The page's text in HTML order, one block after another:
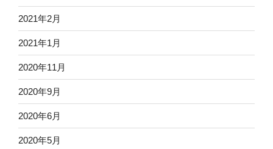
2021年2月
2021年1月
2020年11月
2020年9月
2020年6月
2020年5月